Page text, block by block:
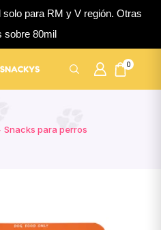
para RM y V región. Otras
sobre 80mil
0
Snacks para perros